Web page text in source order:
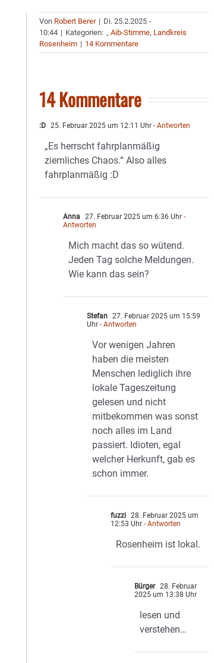
Von Robert Berer | Di. 25.2.2025 -
10:44 | Kategorien: .,Aib-Stimme, Landkreis
Rosenheim | 14 Kommentare
14 Kommentare
:D 25. Februar 2025 um 12:11 Uhr - Antworten
„Es herrscht fahrplanmäßig
ziemliches Chaos.“ Also alles
fahrplanmäßig :D
Anna 27. Februar 2025 um 6:36 Uhr -
Antworten
Mich macht das so wütend.
Jeden Tag solche Meldungen.
Wie kann das sein?
Stefan 27. Februar 2025 um 15:59
Uhr - Antworten
Vor wenigen Jahren
haben die meisten
Menschen lediglich ihre
lokale Tageszeitung
gelesen und nicht
mitbekommen was sonst
noch alles im Land
passiert. Idioten, egal
welcher Herkunft, gab es
schon immer.
fuzzi 28. Februar 2025 um
12:53 Uhr - Antworten
Rosenheim ist lokal.
Bürger 28. Februar
2025 um 13:38 Uhr
lesen und
verstehen…